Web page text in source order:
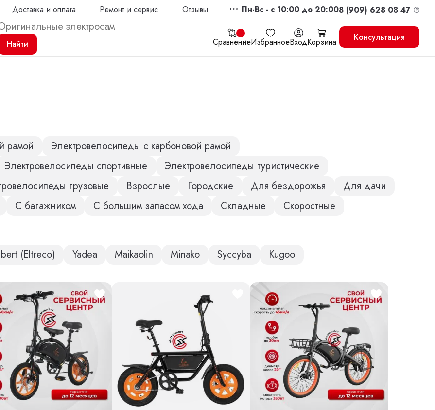
Доставка и оплата Ремонт и сервис Отзывы Пн-Вс - c 10:00 до 20:008 (909) 628 08 47
СравнениеИзбранноеВходКорзина
Найти
Консультация
рамой
Электровелосипеды с карбоновой рамой
Электровелосипеды спортивные
Электровелосипеды туристические
грузовые Взрослые Городские Для бездорожья
Для дачи
С багажником С большим запасом хода Складные
Скоростные
(Eltreco) Yadea Maikaolin Minako Syccyba Kugoo